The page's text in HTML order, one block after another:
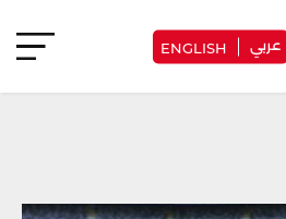
عربي ENGLISH